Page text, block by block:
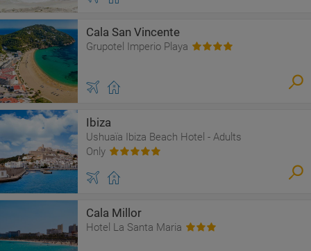
Cala San Vincente
Grupotel Imperio Playa
Ibiza
Ushuaïa Ibiza Beach Hotel - Adults
Only
Cala Millor
Hotel La Santa Maria